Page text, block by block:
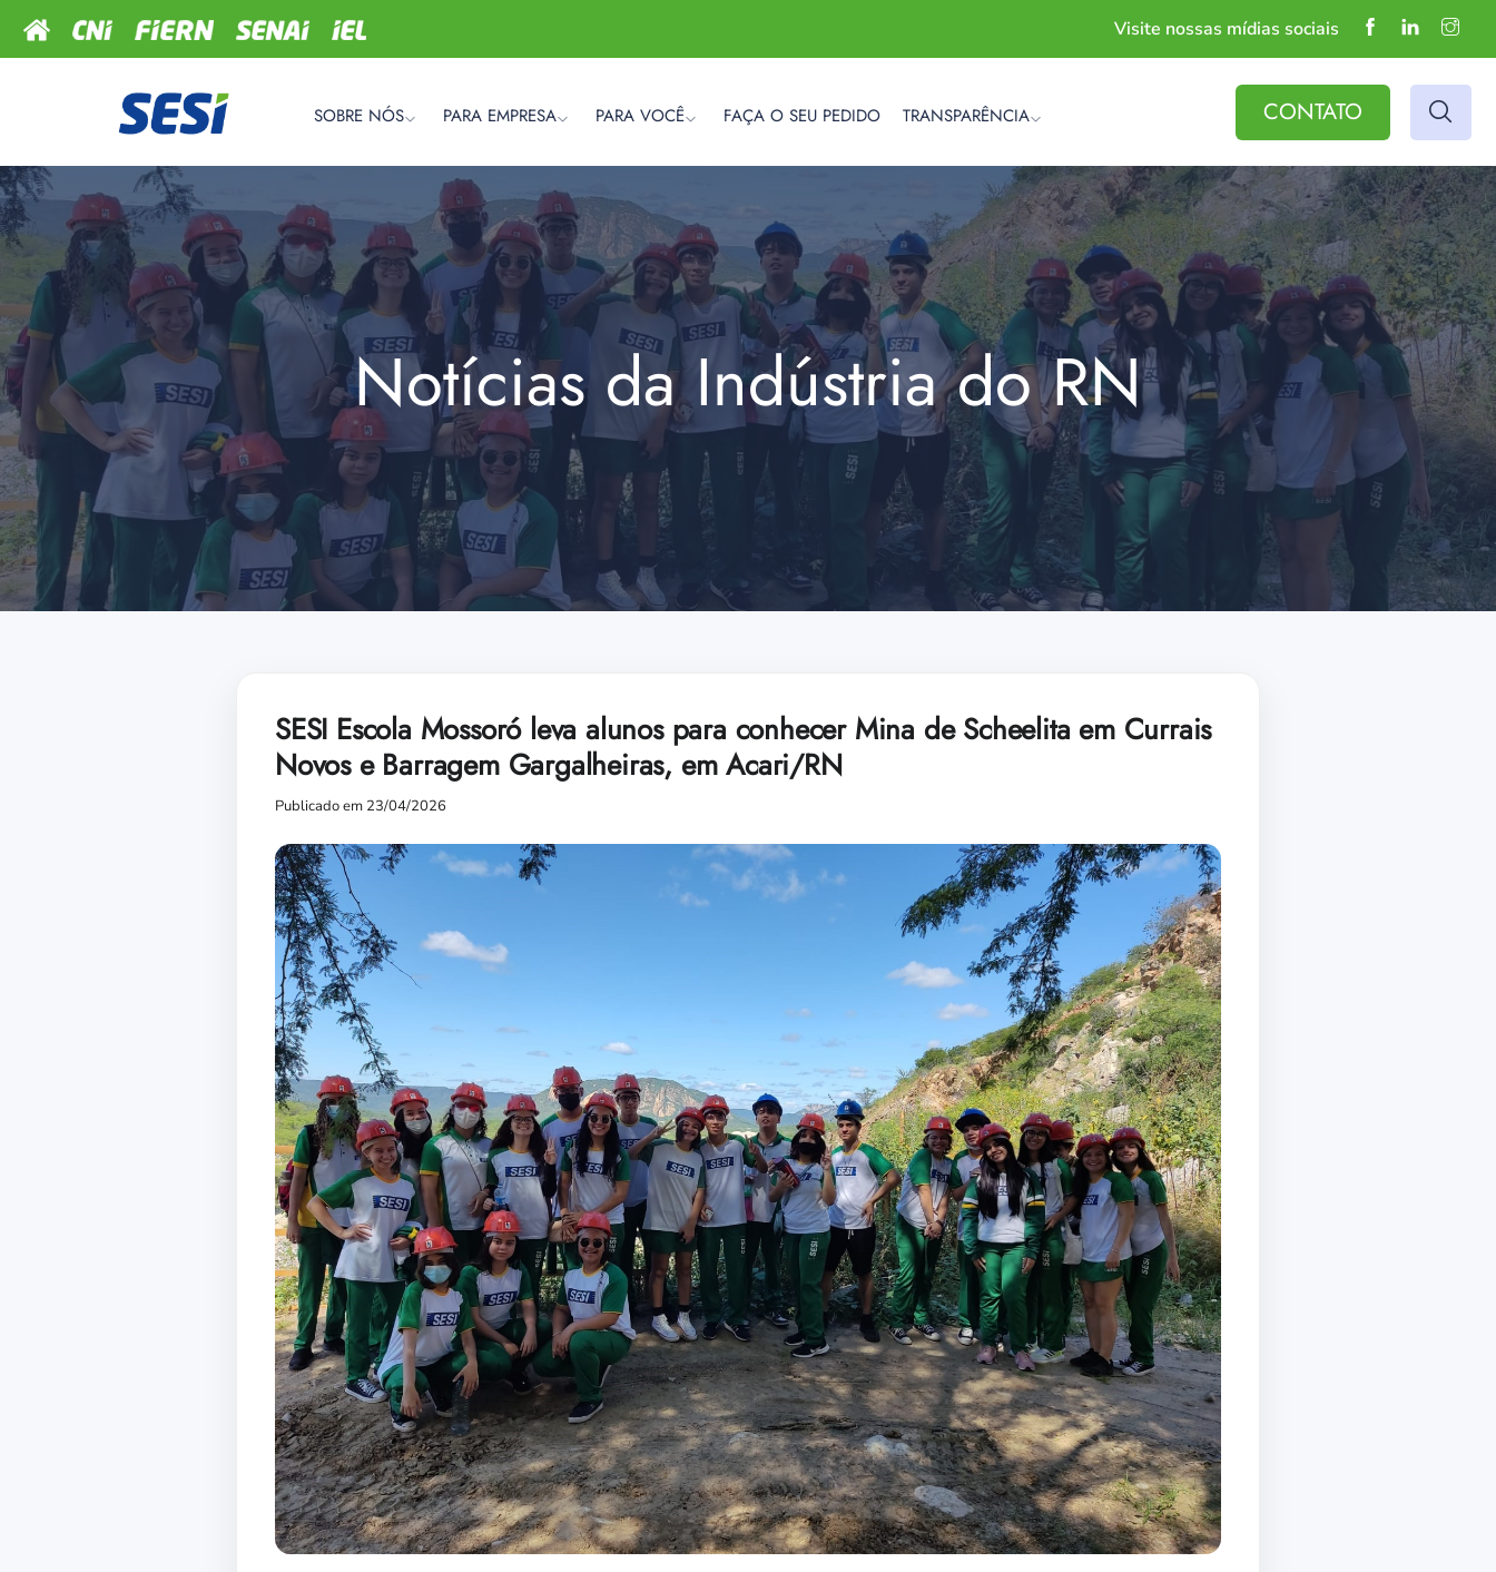
Visite nossas mídias sociais
SOBRE NÓS PARA EMPRESA PARA VOCÊ FAÇA O SEU PEDIDO TRANSPARÊNCIA CONTATO
Notícias da Indústria do RN
SESI Escola Mossoró leva alunos para conhecer Mina de Scheelita em Currais
Novos e Barragem Gargalheiras, em Acari/RN
Publicado em 23/04/2026